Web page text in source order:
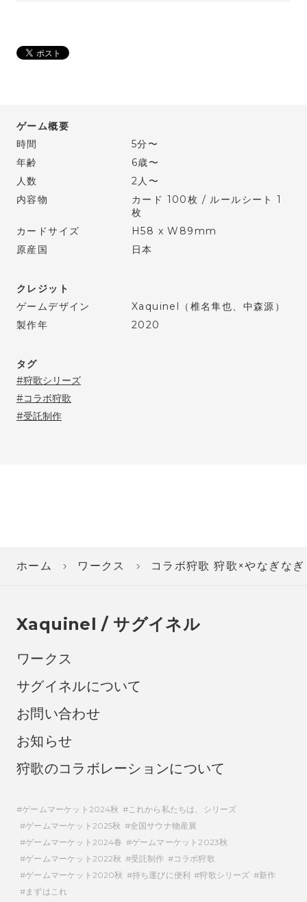
ゲーム概要
時間
5分〜
年齢
6歳〜
人数
2人〜
内容物
カード 100枚 / ルールシート 1
枚
カードサイズ
H58 x W89mm
原産国
日本
クレジット
ゲームデザイン
Xaquinel（椎名隼也、中森源）
製作年
2020
タグ
狩歌シリーズ
コラボ狩歌
受託制作
ホーム ワークス コラボ狩歌 狩歌×やなぎなぎ
Xaquinel / サグイネル
ワークス
サグイネルについて
お問い合わせ
お知らせ
狩歌のコラボレーションについて
ゲームマーケット2024秋
これから私たちは、シリーズ
ゲームマーケット2025秋
全国サウナ物産展
ゲームマーケット2024春
ゲームマーケット2023秋
ゲームマーケット2022秋
受託制作
コラボ狩歌
ゲームマーケット2020秋
持ち運びに便利 狩歌シリーズ
新作
まずはこれ